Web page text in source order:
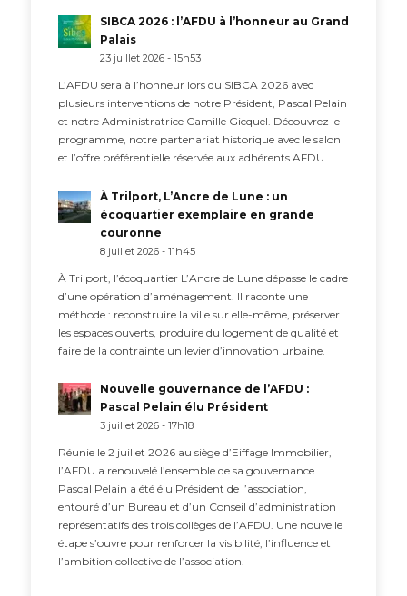
SIBCA 2026 : l’AFDU à l’honneur au Grand
Palais
23 juillet 2026 - 15h53
L’AFDU sera à l’honneur lors du SIBCA 2026 avec
plusieurs interventions de notre Président, Pascal Pelain
et notre Administratrice Camille Gicquel. Découvrez le
programme, notre partenariat historique avec le salon
et l’offre préférentielle réservée aux adhérents AFDU.
À Trilport, L’Ancre de Lune : un
écoquartier exemplaire en grande
couronne
8 juillet 2026 - 11h45
À Trilport, l’écoquartier L’Ancre de Lune dépasse le cadre
d’une opération d’aménagement. Il raconte une
méthode : reconstruire la ville sur elle-même, préserver
les espaces ouverts, produire du logement de qualité et
faire de la contrainte un levier d’innovation urbaine.
Nouvelle gouvernance de l’AFDU :
Pascal Pelain élu Président
3 juillet 2026 - 17h18
Réunie le 2 juillet 2026 au siège d’Eiffage Immobilier,
l’AFDU a renouvelé l’ensemble de sa gouvernance.
Pascal Pelain a été élu Président de l’association,
entouré d’un Bureau et d’un Conseil d’administration
représentatifs des trois collèges de l’AFDU. Une nouvelle
étape s’ouvre pour renforcer la visibilité, l’influence et
l’ambition collective de l’association.